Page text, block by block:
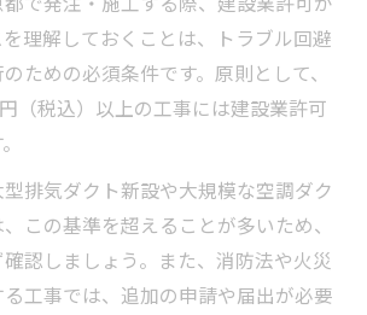
理解しておくことは、トラブル回避
ための必須条件です。原則として、
（税込）以上の工事には建設業許可
排気ダクト新設や大規模な空調ダク
この基準を超えることが多いため、
認しましょう。また、消防法や火災
工事では、追加の申請や届出が必要